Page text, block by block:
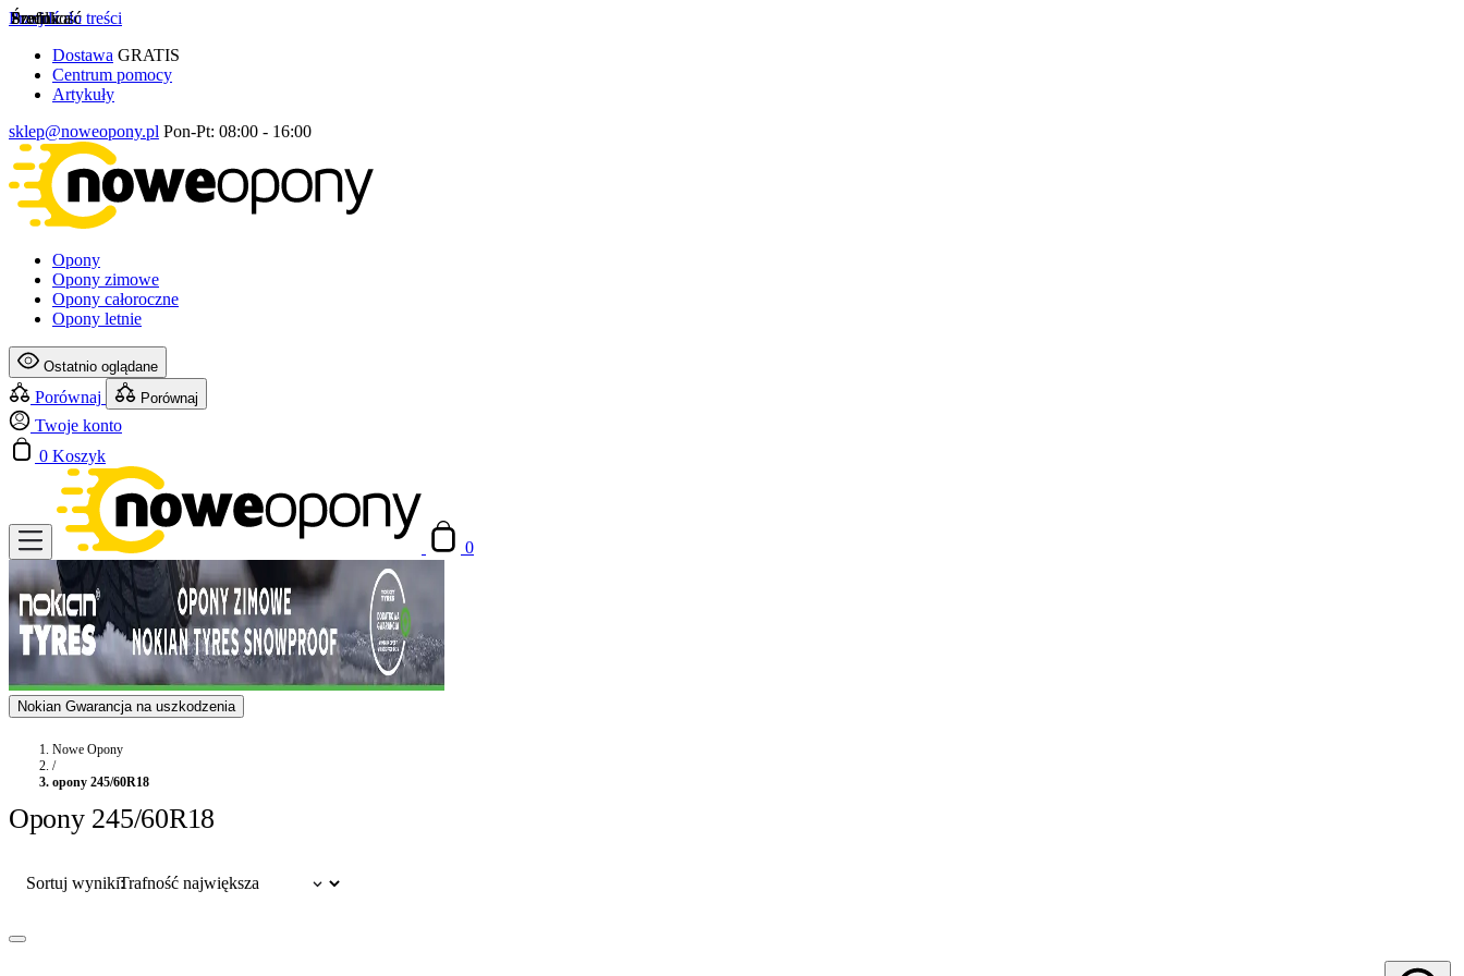
Przejdź do treści
Dostawa GRATIS
Centrum pomocy
Artykuły
sklep@noweopony.pl Pon-Pt: 08:00 - 16:00
Opony
Opony zimowe
Opony całoroczne
Opony letnie
Ostatnio oglądane
Porównaj Porównaj
Twoje konto
0 Koszyk
0
Nokian Gwarancja na uszkodzenia
Nowe Opony
/
opony 245/60R18
Opony 245/60R18
Sortuj wyniki:
Szerokość
Profil
Średnica